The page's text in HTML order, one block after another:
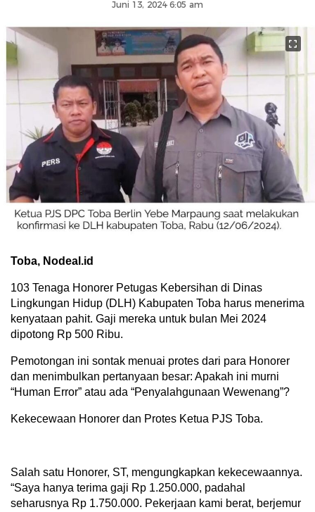
Juni 13, 2024 6:05 am
Toba, Nodeal.id
103 Tenaga Honorer Petugas Kebersihan di Dinas
Lingkungan Hidup (DLH) Kabupaten Toba harus menerima
kenyataan pahit. Gaji mereka untuk bulan Mei 2024
dipotong Rp 500 Ribu.
Pemotongan ini sontak menuai protes dari para Honorer
dan menimbulkan pertanyaan besar: Apakah ini murni
“Human Error” atau ada “Penyalahgunaan Wewenang”?
Kekecewaan Honorer dan Protes Ketua PJS Toba.
Salah satu Honorer, ST, mengungkapkan kekecewaannya.
“Saya hanya terima gaji Rp 1.250.000, padahal
seharusnya Rp 1.750.000. Pekerjaan kami berat, berjemur